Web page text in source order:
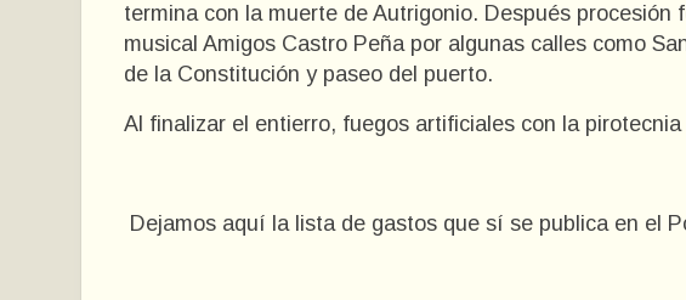
termina con la muerte de Autrigonio. Después procesión
musical Amigos Castro Peña por algunas calles como
de la Constitución y paseo del puerto.
Al finalizar el entierro, fuegos artificiales con la
Dejamos aquí la lista de gastos que sí se publica en el